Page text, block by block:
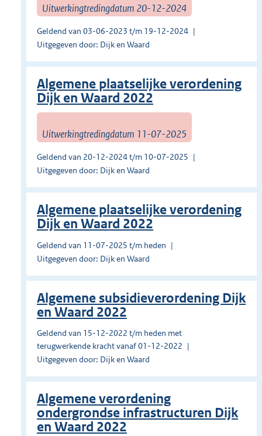
Uitwerkingtredingdatum 20-12-2024
Geldend van 03-06-2023 t/m 19-12-2024
Uitgegeven door: Dijk en Waard
Algemene plaatselijke verordening
Dijk en Waard 2022
Uitwerkingtredingdatum 11-07-2025
Geldend van 20-12-2024 t/m 10-07-2025
Uitgegeven door: Dijk en Waard
Algemene plaatselijke verordening
Dijk en Waard 2022
Geldend van 11-07-2025 t/m heden
Uitgegeven door: Dijk en Waard
Algemene subsidieverordening Dijk
en Waard 2022
Geldend van 15-12-2022 t/m heden met
terugwerkende kracht vanaf 01-12-2022
Uitgegeven door: Dijk en Waard
Algemene verordening
ondergrondse infrastructuren Dijk
en Waard 2022